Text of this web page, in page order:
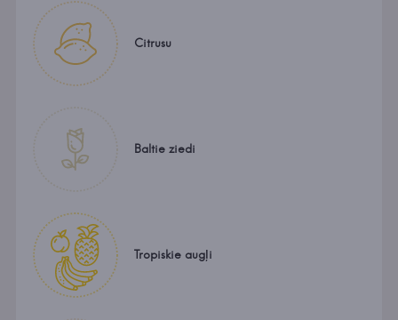
Citrusu
Baltie ziedi
Tropiskie augļi